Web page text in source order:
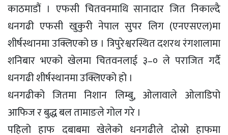
काठमाडौं । एफसी चितवनमाथि सानादार जित निकाल्दै
धनगढी एफसी खुकुरी नेपाल सुपर लिग (एनएसएल)मा
शीर्षस्थानमा उक्लिएको छ । त्रिपुरेश्वरस्थित दशरथ रंगशालामा
शनिबार भएको खेलमा चितवनलाई ३–० ले पराजित गर्दै
धनगढी शीर्षस्थानमा उक्लिएको हो ।
धनगढीको जितमा निशान लिम्बु, ओलावाले ओलाडिपो
आफिज र बुद्ध बल तामाङले गोल गरे ।
पहिलो हाफ दबाबमा खेलेको धनगढीले दोस्रो हाफमा